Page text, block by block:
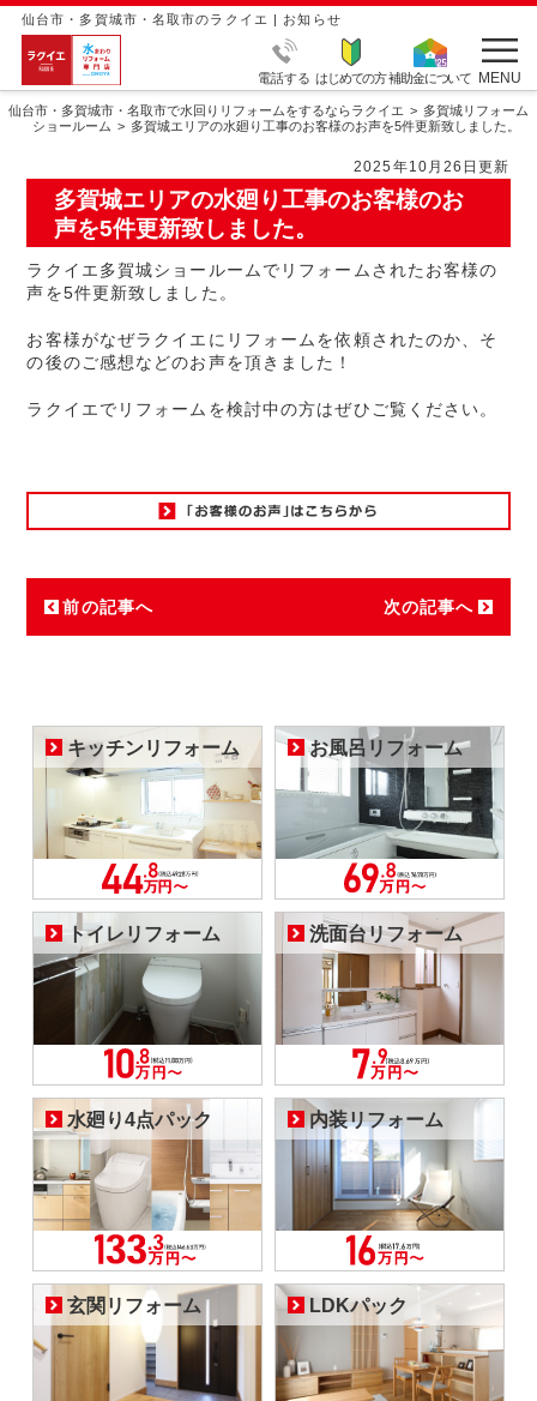
仙台市・多賀城市・名取市のラクイエ | お知らせ
電話する はじめての方補助金について MENU
仙台市・多賀城市・名取市で水回りリフォームをするならラクイエ
多賀城リフォーム
ショールーム
多賀城エリアの水廻り工事のお客様のお声を5件更新致しました。
2025年10月26日更新
多賀城エリアの水廻り工事のお客様のお
声を5件更新致しました。
ラクイエ多賀城ショールームでリフォームされたお客様の
声を5件更新致しました。
お客様がなぜラクイエにリフォームを依頼されたのか、そ
の後のご感想などのお声を頂きました！
ラクイエでリフォームを検討中の方はぜひご覧ください。
前の記事へ 次の記事へ
キッチンリフォーム お風呂リフォーム
トイレリフォーム 洗面台リフォーム
水廻り4点パック 内装リフォーム
玄関リフォーム LDKパック